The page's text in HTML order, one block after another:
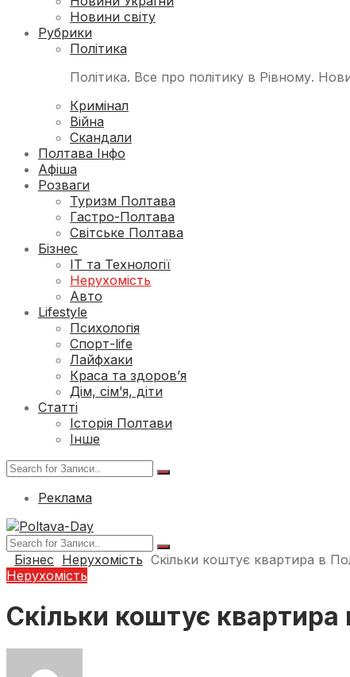
Новини світу
Рубрики
Політика
Політика. Все про політику в Рівному.
Кримінал
Війна
Скандали
Полтава Інфо
Афіша
Розваги
Туризм Полтава
Гастро-Полтава
Світське Полтава
Бізнес
ІТ та Технології
Нерухомість
Авто
Lifestyle
Психологія
Спорт-life
Лайфхаки
Краса та здоров’я
Дім, сім’я, діти
Статті
Історія Полтави
Інше
Реклама
Бізнес Нерухомість Скільки коштує квартира в
Нерухомість
Скільки коштує квартира